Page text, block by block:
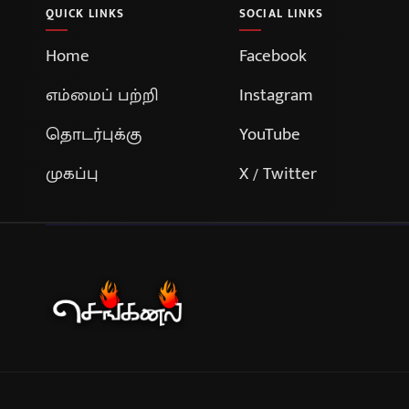
QUICK LINKS
Home
எம்மைப் பற்றி
தொடர்புக்கு
முகப்பு
SOCIAL LINKS
Facebook
Instagram
YouTube
X / Twitter